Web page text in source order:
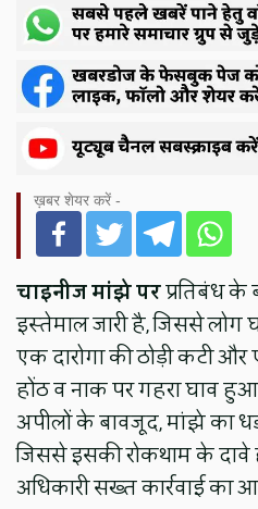
ख़बर शेयर करें -
चाइनीज मांझे परप्रतिबंध के
इस्तेमाल जारी है, जिससे लोग
एक दारोगा की ठोड़ी कटी
होंठ व नाक पर गहरा घाव
अपीलों के बावजूद, मांझे का
जिससे इसकी रोकथाम के दावे
अधिकारी सख्त कार्रवाई का